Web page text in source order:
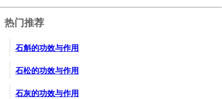
热门推荐
石斛的功效与作用
石松的功效与作用
石灰的功效与作用